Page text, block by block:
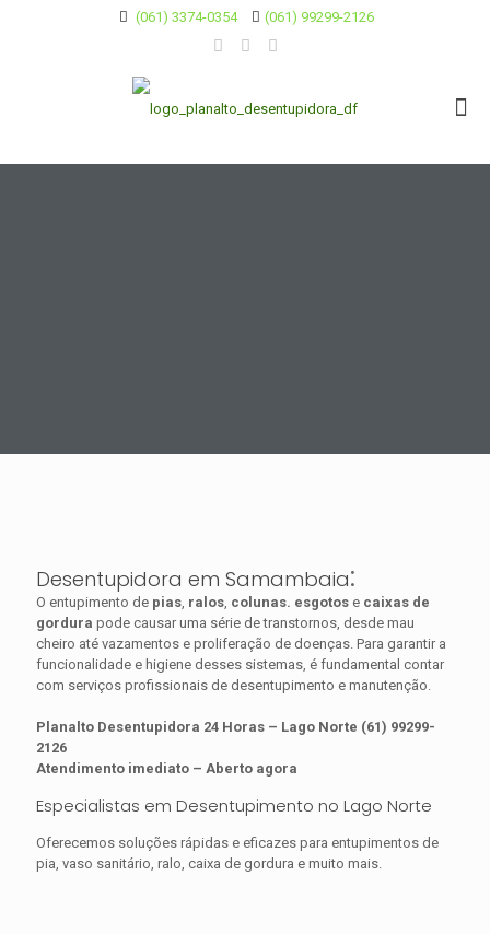
(061) 3374-0354 (061) 99299-2126
Desentupidora em Samambaia:
O entupimento de pias, ralos, colunas. esgotos e caixas de
gordura pode causar uma série de transtornos, desde mau
cheiro até vazamentos e proliferação de doenças. Para garantir a
funcionalidade e higiene desses sistemas, é fundamental contar
com serviços profissionais de desentupimento e manutenção.
Planalto Desentupidora 24 Horas – Lago Norte (61) 99299-
2126
Atendimento imediato – Aberto agora
Especialistas em Desentupimento no Lago Norte
Oferecemos soluções rápidas e eficazes para entupimentos de
pia, vaso sanitário, ralo, caixa de gordura e muito mais.